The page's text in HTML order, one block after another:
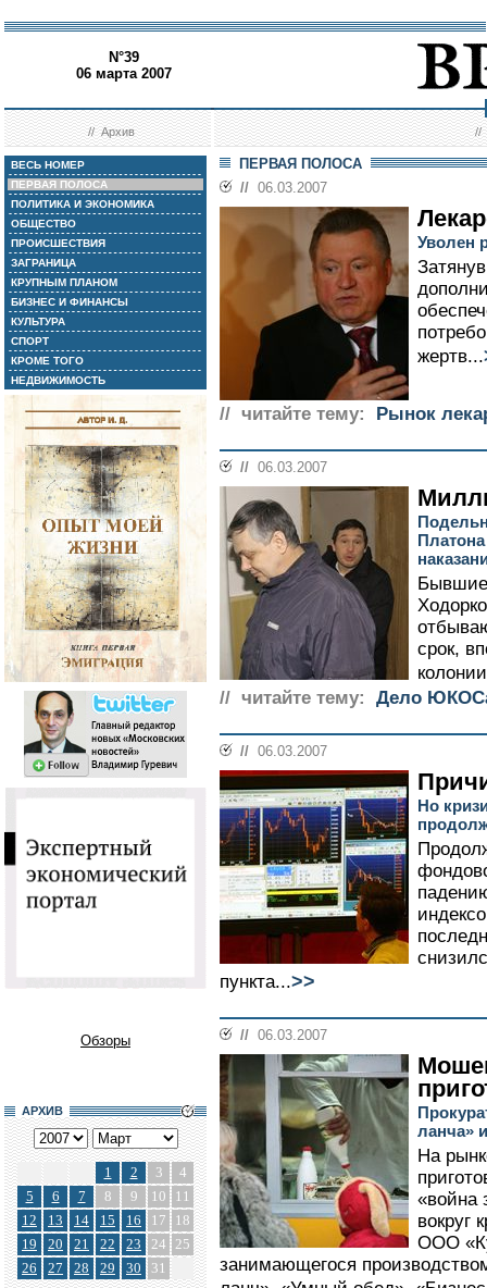
N°39
06 марта 2007
//Архив //
ВЕСЬ НОМЕР
ПЕРВАЯ ПОЛОСА
ПОЛИТИКА И ЭКОНОМИКА
ОБЩЕСТВО
ПРОИСШЕСТВИЯ
ЗАГРАНИЦА
КРУПНЫМ ПЛАНОМ
БИЗНЕС И ФИНАНСЫ
КУЛЬТУРА
СПОРТ
КРОМЕ ТОГО
НЕДВИЖИМОСТЬ
Обзоры
АРХИВ
1 2 3
4
5
6 7 8 9 10
11
12
13 14 15 16 17
18
19
20 21 22 23 24 25
26
27 28 29 30 31
ПЕРВАЯ ПОЛОСА
// 06.03.2007
Уволен
жертв...
// читайте тему: Рынок
// 06.03.2007
срок,
// читайте тему:
Дело
// 06.03.2007
Но
пункта...>>
// 06.03.2007
ланча»
На
«война
вокруг
ООО
занимающегося